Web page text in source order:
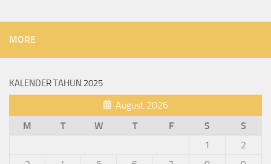
MORE
KALENDER TAHUN 2025
August 2026
M
T W T F S
S
1
2